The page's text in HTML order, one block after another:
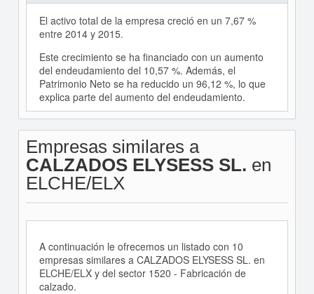
El activo total de la empresa creció en un 7,67 %
entre 2014 y 2015.
Este crecimiento se ha financiado con un aumento
del endeudamiento del 10,57 %. Además, el
Patrimonio Neto se ha reducido un 96,12 %, lo que
explica parte del aumento del endeudamiento.
Empresas similares a
CALZADOS ELYSESS SL. en
ELCHE/ELX
A continuación le ofrecemos un listado con 10
empresas similares a CALZADOS ELYSESS SL. en
ELCHE/ELX y del sector 1520 - Fabricación de
calzado.